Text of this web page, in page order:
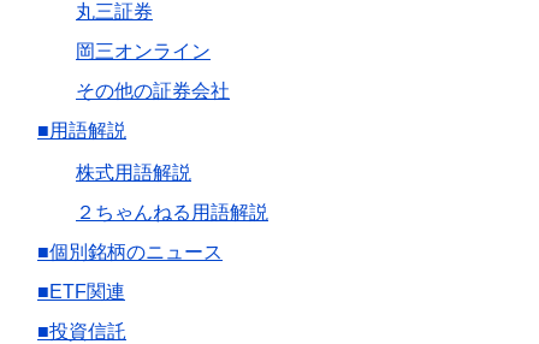
丸三証券
岡三オンライン
その他の証券会社
■用語解説
株式用語解説
２ちゃんねる用語解説
■個別銘柄のニュース
■ETF関連
■投資信託